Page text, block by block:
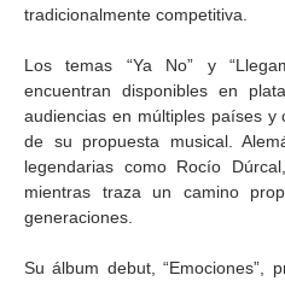
tradicionalmente competitiva.
Los temas “Ya No” y
encuentran disponibles en
audiencias en múltiples países y
de su propuesta musical.
legendarias como Rocío
mientras traza un camino
generaciones.
Su álbum debut, “Emociones”,